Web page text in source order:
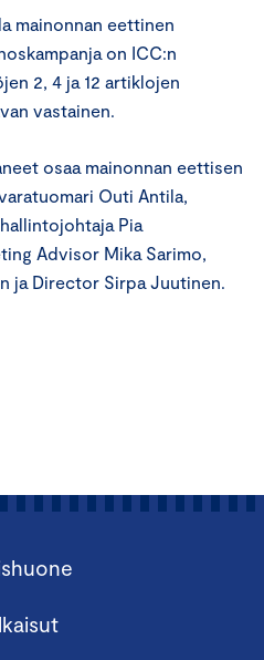
mainonnan eettinen
on ICC:n
2, 4 ja 12 artiklojen
vastainen.
osaa mainonnan eettisen
Outi Antila,
Pia
Advisor Mika Sarimo,
ja Director Sirpa Juutinen.